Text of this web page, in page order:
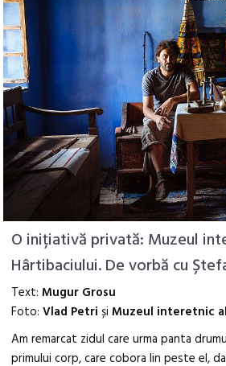
O inițiativă privată: Muzeul
Hârtibaciului. De vorbă cu
Text:Mugur Grosu
Foto:Vlad Petri șiMuzeul interetnic
Am remarcat zidul care urma panta
primului corp, care cobora lin peste el,